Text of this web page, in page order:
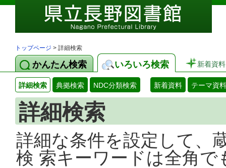
トップページ > 詳細検索
かんたん検索 いろいろ検索 新着資料
詳細検索 典拠検索 NDC分類検索 新着資料 テーマ資料
詳細検索
詳細な条件を設定して、
検 索キーワードは全角